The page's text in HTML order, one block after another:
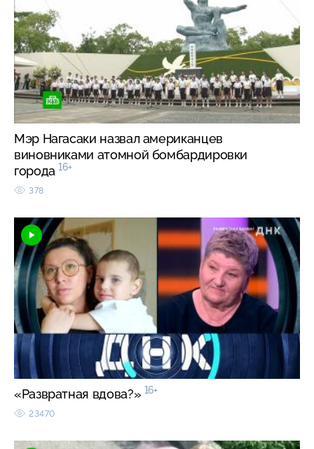
Мэр Нагасаки назвал американцев
виновниками атомной бомбардировки
города 16+
378
«Развратная вдова?» 16+
23470